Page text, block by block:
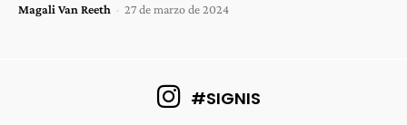
Magali Van Reeth - 27 de marzo de 2024
#SIGNIS